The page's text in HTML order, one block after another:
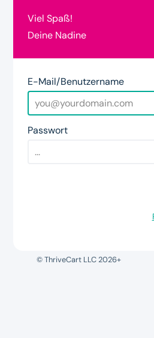
Viel Spaß!
Deine Nadine
E-Mail/Benutzername
Passwort
© ThriveCart LLC 2026+